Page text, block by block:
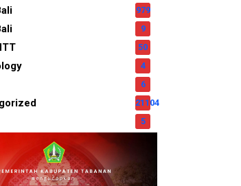
979
9
50
4
6
21104
5